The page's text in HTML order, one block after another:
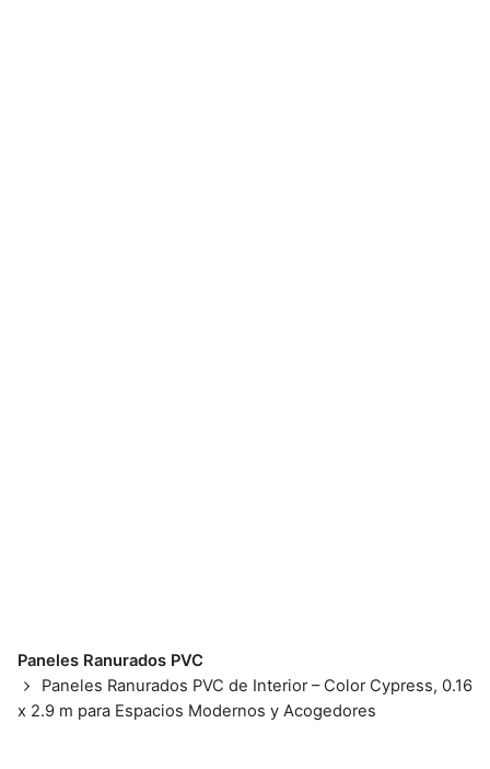
Paneles Ranurados PVC
Paneles Ranurados PVC de Interior – Color Cypress, 0.16
x 2.9 m para Espacios Modernos y Acogedores